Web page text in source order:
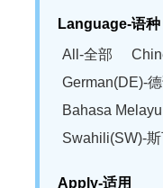
Language-语种
All-全部
German(DE)-
Bahasa
Swahili(SW)-
Apply-适用